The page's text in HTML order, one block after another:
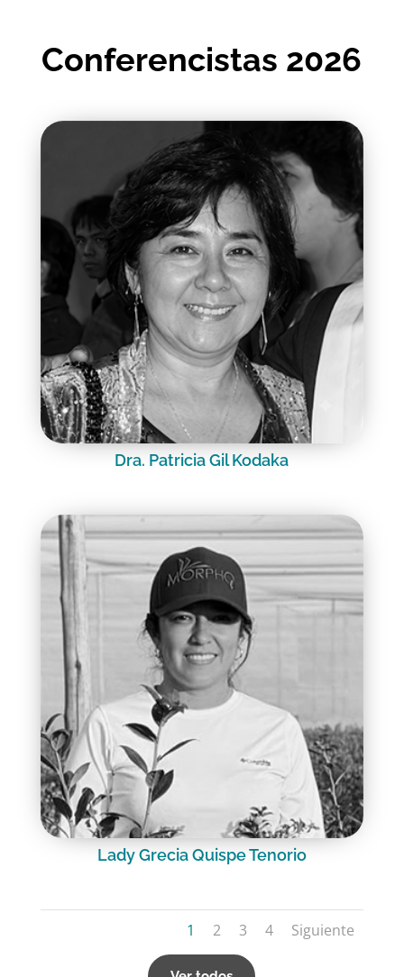
Conferencistas 2026
Dra. Patricia Gil Kodaka
Lady Grecia Quispe Tenorio
1 2 3 4 Siguiente